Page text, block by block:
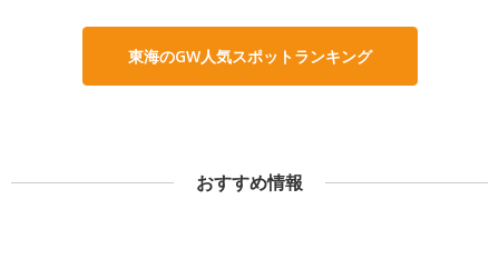
東海のGW人気スポットランキング
おすすめ情報